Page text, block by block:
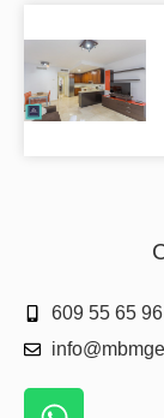
609 55 65 96